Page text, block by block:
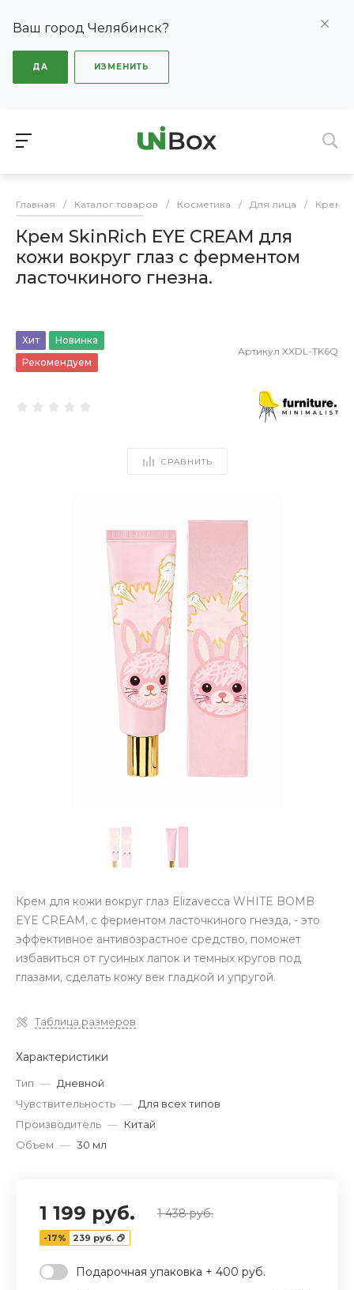
Ваш город Челябинск?
ДА ИЗМЕНИТЬ
Главная / Каталог товаров / Косметика / Для лица / Крем
Крем SkinRich EYE CREAM для
кожи вокруг глаз с ферментом
ласточкиного гнезна.
Хит
Новинка
Рекомендуем
Артикул XXDL-TK6Q
СРАВНИТЬ
Крем для кожи вокруг глаз Elizavecca WHITE BOMB
EYE CREAM, с ферментом ласточкиного гнезда, - это
эффективное антивозрастное средство, поможет
избавиться от гусиных лапок и темных кругов под
глазами, сделать кожу век гладкой и упругой.
Таблица размеров
Характеристики
Тип — Дневной
Чувствительность — Для всех типов
Производитель — Китай
Объем — 30 мл
1 199 руб. 1 438 руб.
-17% 239 руб.
Подарочная упаковка + 400 руб.